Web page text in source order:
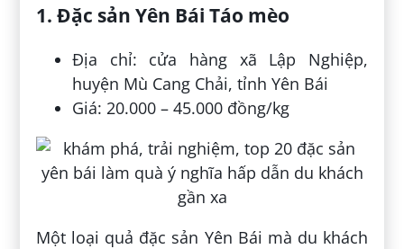
1. Đặc sản Yên Bái Táo mèo
Địa chỉ: cửa hàng xã Lập Nghiệp,
huyện Mù Cang Chải, tỉnh Yên Bái
Giá: 20.000 – 45.000 đồng/kg
Một loại quả đặc sản Yên Bái mà du khách